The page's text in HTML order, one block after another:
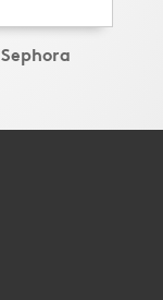
Sephora